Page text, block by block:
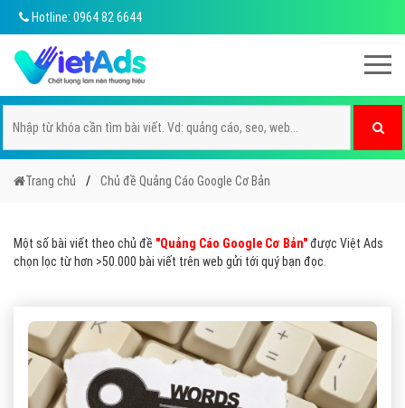
Hotline: 0964 82 6644
Trang chủ Chủ đề Quảng Cáo Google Cơ Bản
Một số bài viết theo chủ đề "Quảng Cáo Google Cơ Bản"được Việt Ads
chọn lọc từ hơn >50.000 bài viết trên web gửi tới quý bạn đọc.